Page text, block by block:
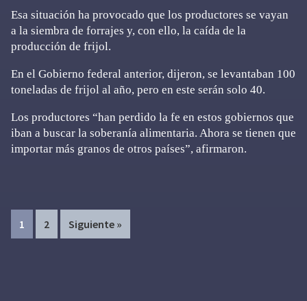
Esa situación ha provocado que los productores se vayan
a la siembra de forrajes y, con ello, la caída de la
producción de frijol.
En el Gobierno federal anterior, dijeron, se levantaban 100
toneladas de frijol al año, pero en este serán solo 40.
Los productores “han perdido la fe en estos gobiernos que
iban a buscar la soberanía alimentaria. Ahora se tienen que
importar más granos de otros países”, afirmaron.
Page
1 Page
2 Siguiente »